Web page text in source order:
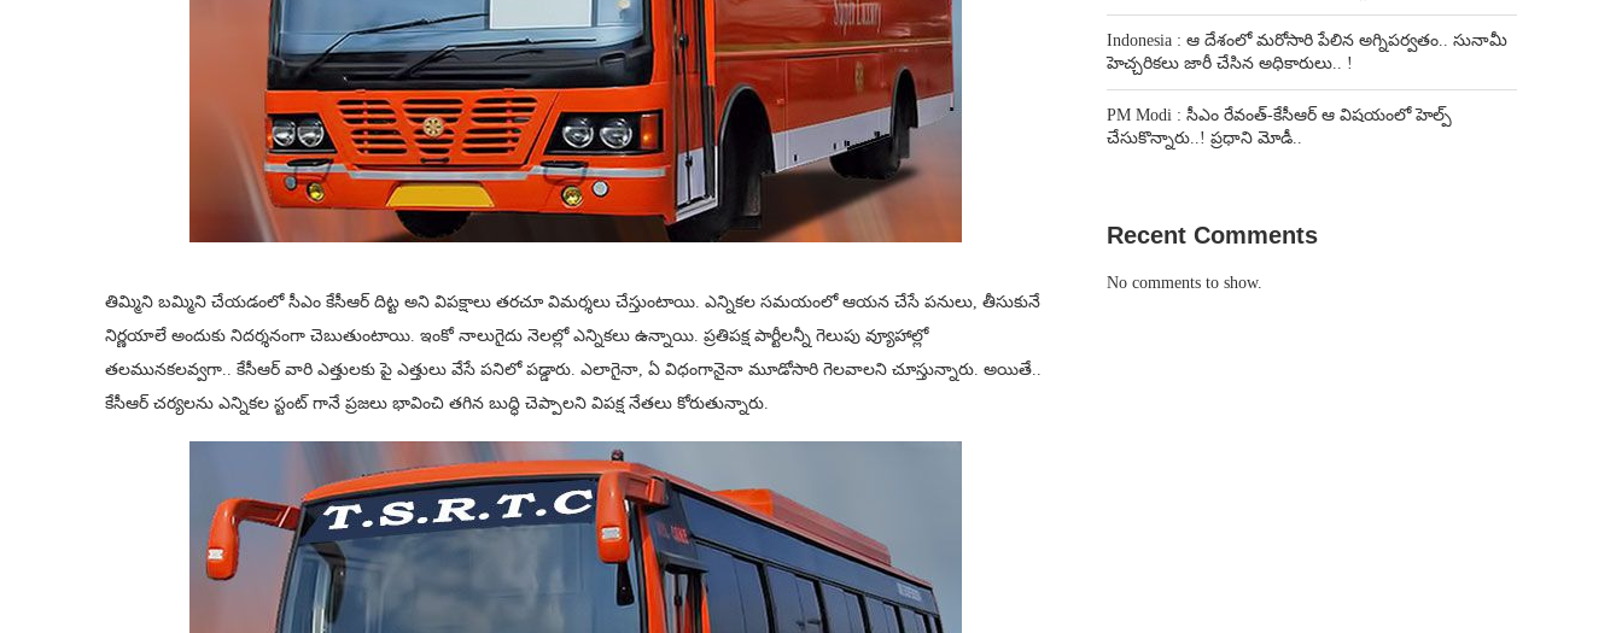
తిమ్మిని బ‌మ్మిని చేయ‌డంలో సీఎం కేసీఆర్ దిట్ట అని విప‌క్షాలు త‌ర‌చూ విమ‌ర్శ‌లు చేస్తుంటాయి. ఎన్నిక‌ల స‌మ‌యంలో ఆయ‌న చేసే ప‌నులు, తీసుకునే
నిర్ణ‌యాలే అందుకు నిద‌ర్శ‌నంగా చెబుతుంటాయి. ఇంకో నాలుగైదు నెల‌ల్లో ఎన్నిక‌లు ఉన్నాయి. ప్ర‌తిప‌క్ష పార్టీలన్నీ గెలుపు వ్యూహాల్లో
త‌ల‌మున‌క‌ల‌వ్వ‌గా.. కేసీఆర్ వారి ఎత్తుల‌కు పై ఎత్తులు వేసే ప‌నిలో ప‌డ్డారు. ఎలాగైనా, ఏ విధంగానైనా మూడోసారి గెల‌వాల‌ని చూస్తున్నారు. అయితే..
కేసీఆర్ చ‌ర్య‌ల‌ను ఎన్నిక‌ల స్టంట్ గానే ప్ర‌జ‌లు భావించి త‌గిన బుద్ధి చెప్పాల‌ని విప‌క్ష నేత‌లు కోరుతున్నారు.
Indonesia : ఆ దేశంలో మరోసారి పేలిన అగ్నిపర్వతం.. సునామీ
హెచ్చరికలు జారీ చేసిన అధికారులు.. !
PM Modi : సీఎం రేవంత్-కేసీఆర్ ఆ విషయంలో హెల్ప్
చేసుకొన్నారు..! ప్రధాని మోడీ..
Recent Comments
No comments to show.